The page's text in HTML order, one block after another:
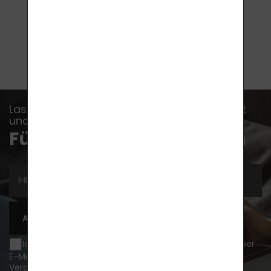
Lassen Sie sich kein Ereignis, keine Nachricht
und keinen Ratschlag entgehen...
Für Newsletter anmelden
ABONNIEREN
Ich möchte über Neuigkeiten und Sonderangebote per
E-Mail informiert werden und bin damit einverstanden
Verarbeitung von personenbezogenen Daten